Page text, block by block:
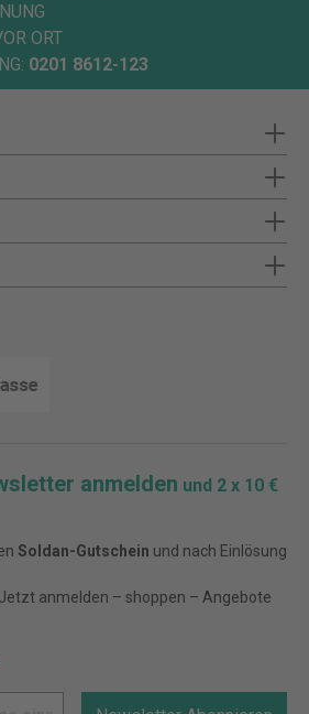
ORT
0201 8612-123
anmelden und 2 x 10 €
Soldan-Gutschein und nach Einlösung
. Jetzt anmelden – shoppen – Angebote